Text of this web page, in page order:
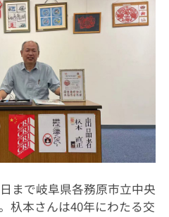
まで岐阜県各務原市立中央
杁本さんは40年にわたる交